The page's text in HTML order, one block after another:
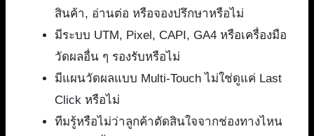
สินค้า, อ่านต่อ หรือจองปรึกษาหรือไม่
มีระบบ UTM, Pixel, CAPI, GA4 หรือเครื่องมือ
วัดผลอื่น ๆ รองรับหรือไม่
มีแผนวัดผลแบบ Multi-Touch ไม่ใช่ดูแค่ Last
Click หรือไม่
ทีมรู้หรือไม่ว่าลูกค้าตัดสินใจจากช่องทางไหน